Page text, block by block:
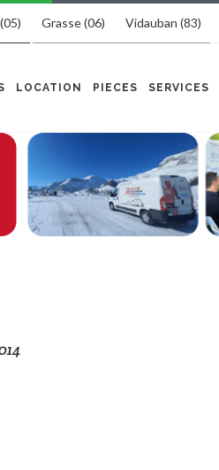
Grasse (06) Vidauban (83)
LOCATION PIECES SERVICES